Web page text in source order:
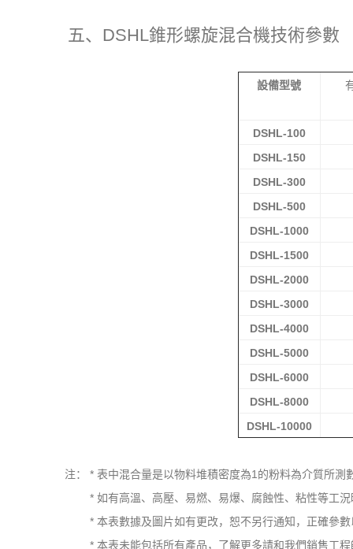
五、DSHL錐形螺旋混合機技術參數
設備型號
DSHL-100
DSHL-150
DSHL-300
DSHL-500
DSHL-1000
DSHL-1500
DSHL-2000
DSHL-3000
DSHL-4000
DSHL-5000
DSHL-6000
DSHL-8000
DSHL-10000
注： * 表中混合量是以物料堆積密度為1的粉料為介質所
* 如有高溫、高壓、易燃、易爆、腐蝕性、粘性等工況
* 本表數據及圖片如有更改，恕不另行通知，正確參數
* 本表未能包括所有產品，了解更多請和我們銷售工程